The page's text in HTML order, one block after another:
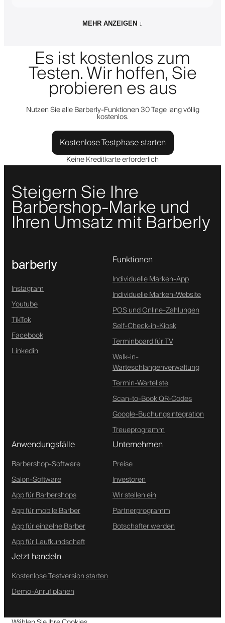
MEHR ANZEIGEN ↓
Es ist kostenlos zum
Testen. Wir hoffen, Sie
probieren es aus
Nutzen Sie alle Barberly-Funktionen 30 Tage lang völlig
kostenlos.
Kostenlose Testphase starten
Keine Kreditkarte erforderlich
Steigern Sie Ihre
Barbershop-Marke und
Ihren Umsatz mit Barberly
barberly
Instagram
Youtube
TikTok
Facebook
Linkedin
Funktionen
Individuelle Marken-App
Individuelle Marken-Website
POS und Online-Zahlungen
Self-Check-in-Kiosk
Terminboard für TV
Walk-in-
Warteschlangenverwaltung
Termin-Warteliste
Scan-to-Book QR-Codes
Google-Buchungsintegration
Treueprogramm
Anwendungsfälle
Barbershop-Software
Salon-Software
App für Barbershops
App für mobile Barber
App für einzelne Barber
App für Laufkundschaft
Unternehmen
Preise
Investoren
Wir stellen ein
Partnerprogramm
Botschafter werden
Jetzt handeln
Kostenlose Testversion starten
Demo-Anruf planen